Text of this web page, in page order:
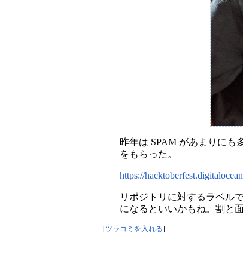
昨年は SPAM があまりにも
をもらった。
https://
リポジトリに対するラベル
になるといいかもね。割と
[ツッコミを入れる]